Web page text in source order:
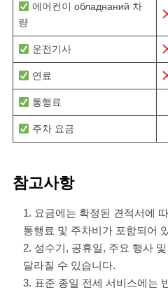
에어컨이 обладнаний 차
량
운전기사
연료
통행료
주차 요금
참고사항
요금에는 확정된 견적서에
통행료 및 주차비가 포함되어
성수기, 공휴일, 주요 행사
달라질 수 있습니다.
표준 종일 전세 서비스에는